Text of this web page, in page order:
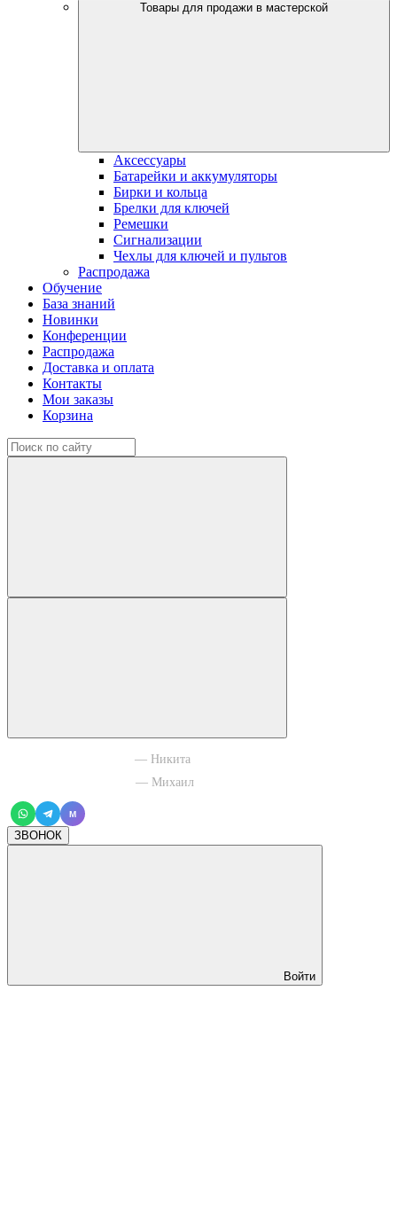
Товары для продажи в мастерской
Аксессуары
Батарейки и аккумуляторы
Бирки и кольца
Брелки для ключей
Ремешки
Сигнализации
Чехлы для ключей и пультов
Распродажа
Обучение
База знаний
Новинки
Конференции
Распродажа
Доставка и оплата
Контакты
Мои заказы
Корзина
— Никита
— Михаил
M
ЗВОНОК
Войти